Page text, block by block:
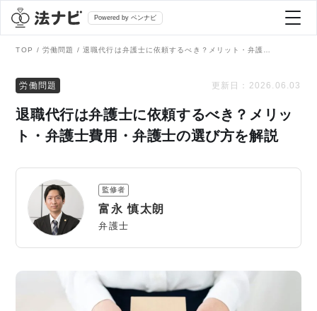
Powered by ベンナビ
全て
刑事事件
債務整理
弁護士を探す
AI Search Premium
掲載をご検討の弁護士の方へ
TOP 労働問題
労働問題 更新日： 2026.06.03
退職代行は弁護士に依頼するべき？メリッ
ト・弁護士費用・弁護士の選び方を解説
監修者
富永 慎太朗
弁護士